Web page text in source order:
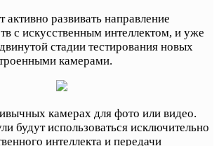
развивать направление
с искусственным интеллектом, и уже
стадии тестирования новых
камерами.
камерах для фото или видео.
будут использоваться исключительно
интеллекта и передачи